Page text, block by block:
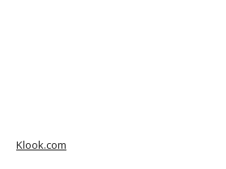
Klook.com